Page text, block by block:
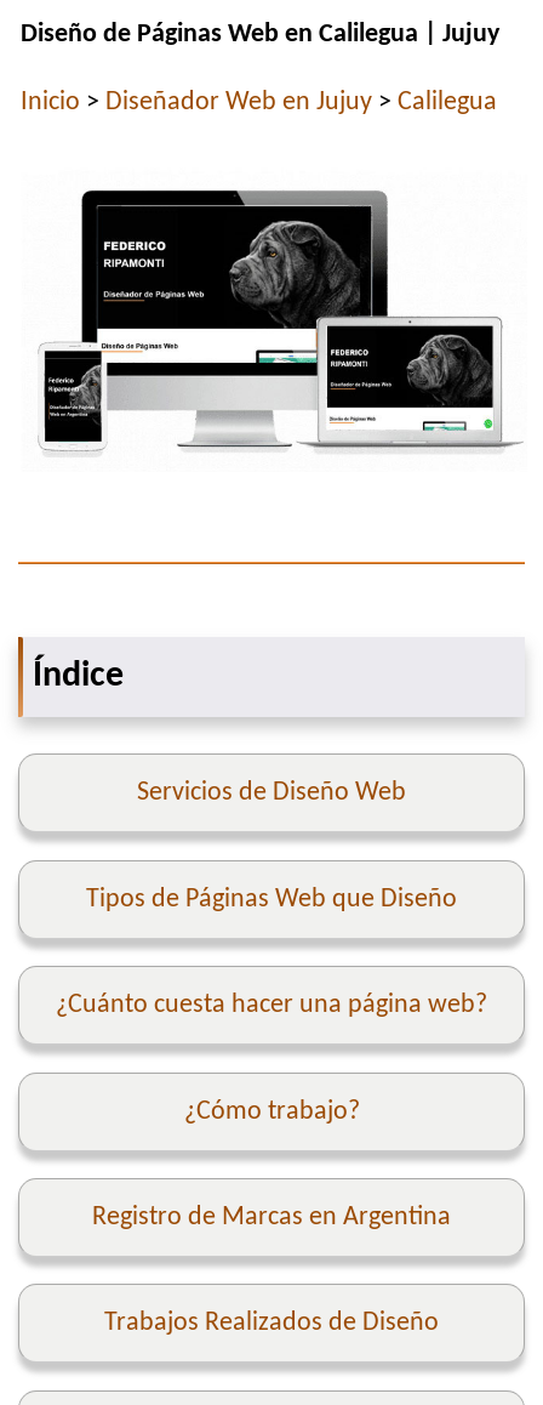
Diseño de Páginas Web en Calilegua | Jujuy
Inicio > Diseñador Web en Jujuy >Calilegua
Índice
Servicios de Diseño Web
Tipos de Páginas Web que Diseño
¿Cuánto cuesta hacer una página web?
¿Cómo trabajo?
Registro de Marcas en Argentina
Trabajos Realizados de Diseño